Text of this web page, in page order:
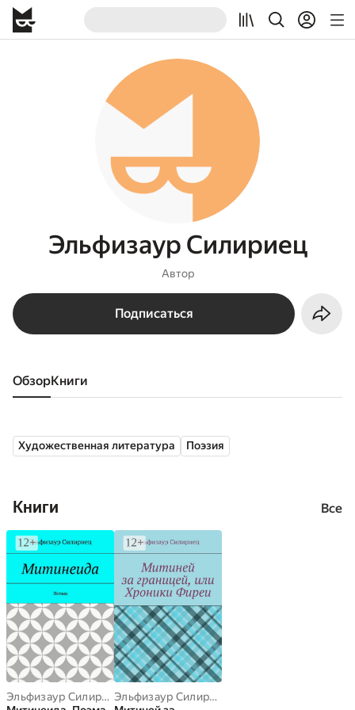
Эльфизаур Силириец
Автор
Подписаться
Обзор книги
Художественная литература Поэзия
Книги Все
Эльфизаур Силириец
Эльфизаур Силириец